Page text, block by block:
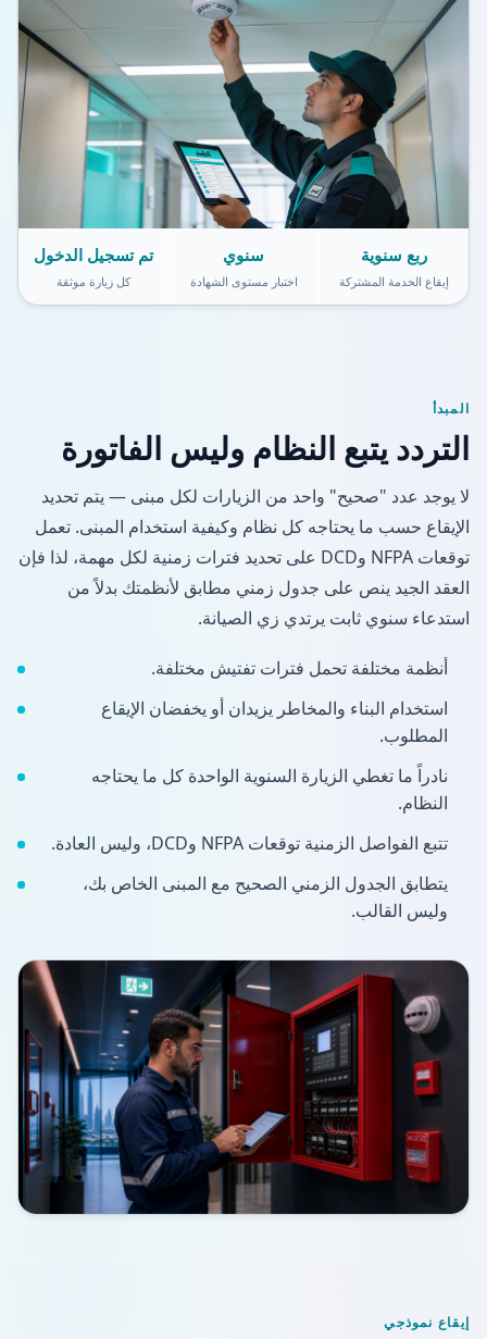
ربع سنوية
إيقاع الخدمة المشتركة
سنوي
اختبار مستوى الشهادة
تم تسجيل الدخول
كل زيارة موثقة
المبدأ
التردد يتبع النظام وليس الفاتورة
لا يوجد عدد "صحيح" واحد من الزيارات لكل مبنى — يتم تحديد
الإيقاع حسب ما يحتاجه كل نظام وكيفية استخدام المبنى. تعمل
توقعات NFPA وDCD على تحديد فترات زمنية لكل مهمة، لذا فإن
العقد الجيد ينص على جدول زمني مطابق لأنظمتك بدلاً من
استدعاء سنوي ثابت يرتدي زي الصيانة.
أنظمة مختلفة تحمل فترات تفتيش مختلفة.
استخدام البناء والمخاطر يزيدان أو يخفضان الإيقاع
المطلوب.
نادراً ما تغطي الزيارة السنوية الواحدة كل ما يحتاجه
النظام.
تتبع الفواصل الزمنية توقعات NFPA وDCD، وليس العادة.
يتطابق الجدول الزمني الصحيح مع المبنى الخاص بك،
وليس القالب.
إيقاع نموذجي